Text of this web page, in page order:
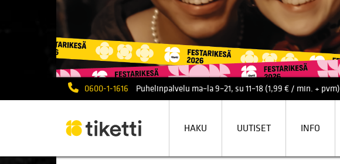
0600-1-1616 Puhelinpalvelu ma–la 9–21, su 11–18 (1,99 € / min. + pvm)
HAKU UUTISET INFO